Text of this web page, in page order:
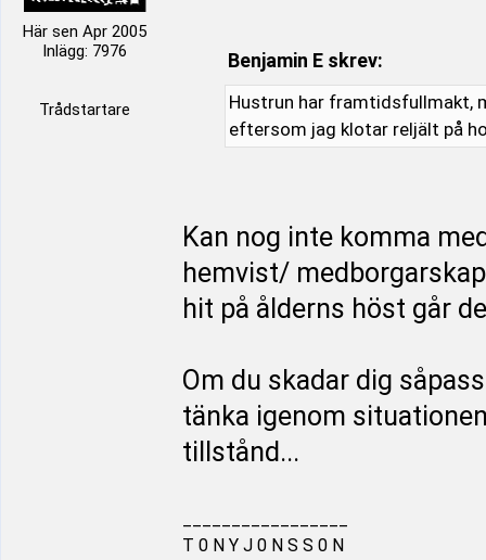
Här sen Apr 2005
Inlägg: 7976
Trådstartare
Benjamin E skrev:
Hustrun har framtidsfullmakt,
eftersom jag klotar reljält på
Kan nog inte komma
hemvist/
hit på ålderns höst går
Om du skadar dig
tänka igenom
tillstånd...
T 0 N Y J 0 N S S 0 N